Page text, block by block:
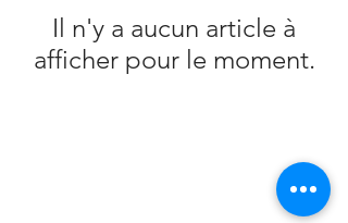
Il n'y a aucun article à
afficher pour le moment.